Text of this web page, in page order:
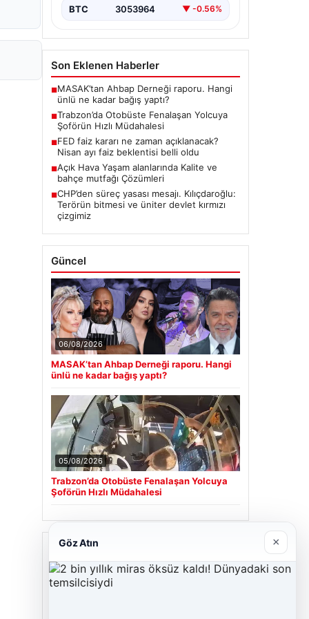
BTC 3053964 ▼ -0.56%
Son Eklenen Haberler
■MASAK’tan Ahbap Derneği raporu. Hangi
ünlü ne kadar bağış yaptı?
■Trabzon’da Otobüste Fenalaşan Yolcuya
Şoförün Hızlı Müdahalesi
■FED faiz kararı ne zaman açıklanacak?
Nisan ayı faiz beklentisi belli oldu
■Açık Hava Yaşam alanlarında Kalite ve
bahçe mutfağı Çözümleri
■CHP’den süreç yasası mesajı. Kılıçdaroğlu:
Terörün bitmesi ve üniter devlet kırmızı
çizgimiz
Güncel
06/08/2026
MASAK’tan Ahbap Derneği raporu. Hangi
ünlü ne kadar bağış yaptı?
05/08/2026
Trabzon’da Otobüste Fenalaşan Yolcuya
Şoförün Hızlı Müdahalesi
Son Eklenen Firmalar
Cengiz Sigorta
Göz Atın ×